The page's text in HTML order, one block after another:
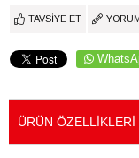
TAVSIYE ET
ÜRÜN ÖZELLIKLERI